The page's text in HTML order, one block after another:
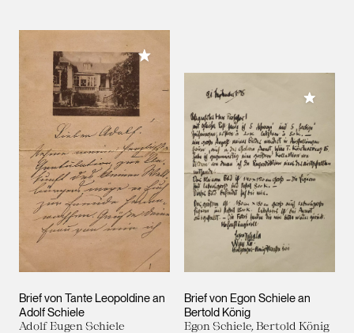
Brief von Tante Leopoldine an
Adolf Schiele
Adolf Eugen Schiele
Meiner Sammlung hinzufügen
Brief von Egon Schiele an
Bertold König
Egon Schiele, Bertold König
Meiner